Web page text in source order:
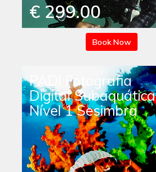
€ 299.00
Book Now
PADI Fotografia
Digital Subaquática
Nível 1 Sesimbra